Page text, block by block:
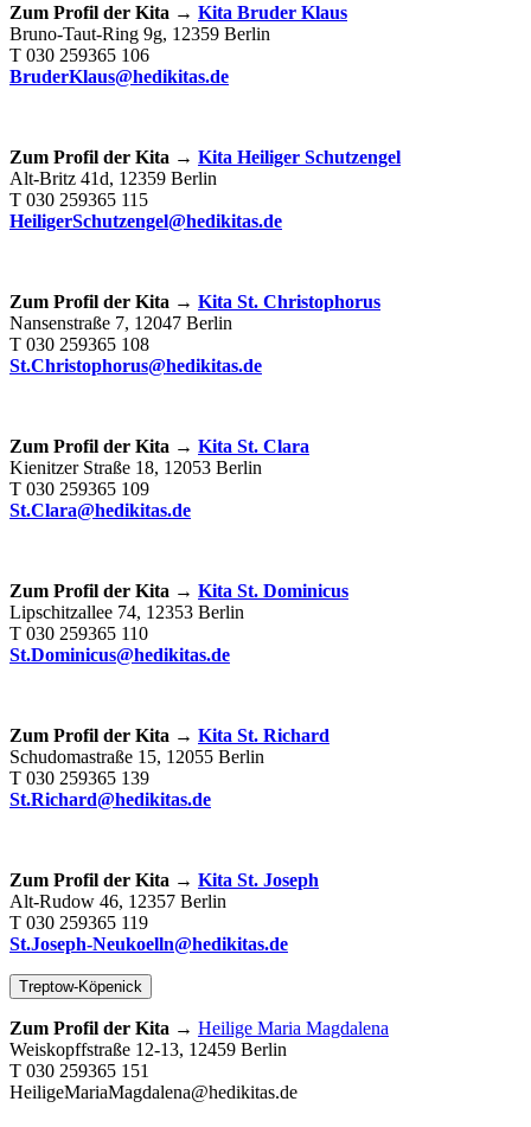
Zum Profil der Kita → Kita Bruder Klaus
Bruno-Taut-Ring 9g, 12359 Berlin
T 030 259365 106
BruderKlaus@hedikitas.de
Zum Profil der Kita → Kita Heiliger Schutzengel
Alt-Britz 41d, 12359 Berlin
T 030 259365 115
HeiligerSchutzengel@hedikitas.de
Zum Profil der Kita → Kita St. Christophorus
Nansenstraße 7, 12047 Berlin
T 030 259365 108
St.Christophorus@hedikitas.de
Zum Profil der Kita → Kita St. Clara
Kienitzer Straße 18, 12053 Berlin
T 030 259365 109
St.Clara@hedikitas.de
Zum Profil der Kita → Kita St. Dominicus
Lipschitzallee 74, 12353 Berlin
T 030 259365 110
St.Dominicus@hedikitas.de
Zum Profil der Kita → Kita St. Richard
Schudomastraße 15, 12055 Berlin
T 030 259365 139
St.Richard@hedikitas.de
Zum Profil der Kita → Kita St. Joseph
Alt-Rudow 46, 12357 Berlin
T 030 259365 119
St.Joseph-Neukoelln@hedikitas.de
Treptow-Köpenick
Zum Profil der Kita → Heilige Maria Magdalena
Weiskopffstraße 12-13, 12459 Berlin
T 030 259365 151
HeiligeMariaMagdalena@hedikitas.de